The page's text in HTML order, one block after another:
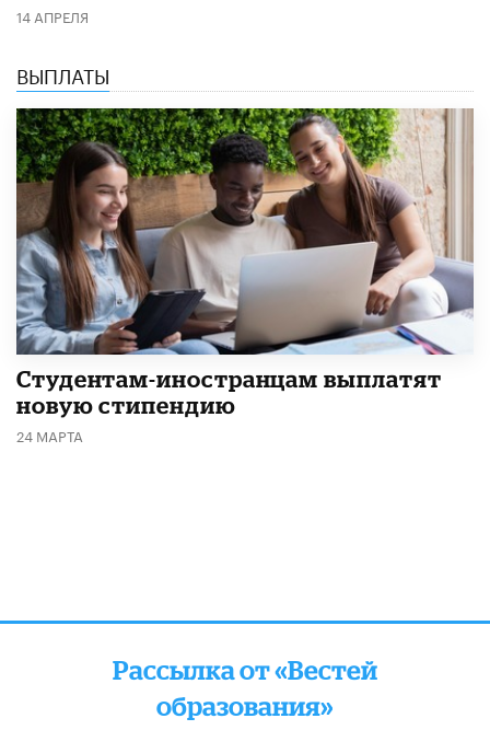
14 АПРЕЛЯ
ВЫПЛАТЫ
Студентам-иностранцам выплатят
новую стипендию
24 МАРТА
Рассылка от «Вестей
образования»